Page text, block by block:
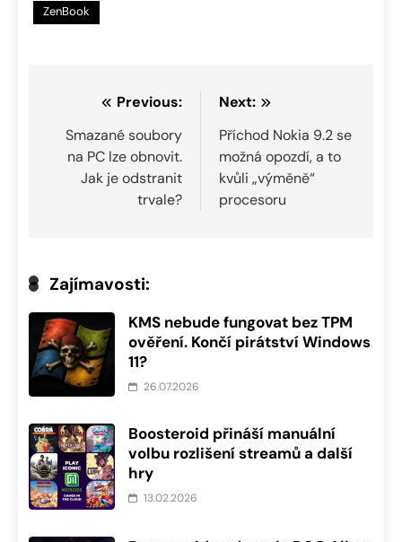
ZenBook
Navigace
pro
příspěvek
Previous:
Smazané soubory
na PC lze obnovit.
Jak je odstranit
trvale?
Next:
Příchod Nokia 9.2 se
možná opozdí, a to
kvůli „výměně“
procesoru
Zajímavosti:
KMS nebude fungovat bez TPM
ověření. Končí pirátství Windows
11?
26.07.2026
Boosteroid přináší manuální
volbu rozlišení streamů a další
hry
13.02.2026